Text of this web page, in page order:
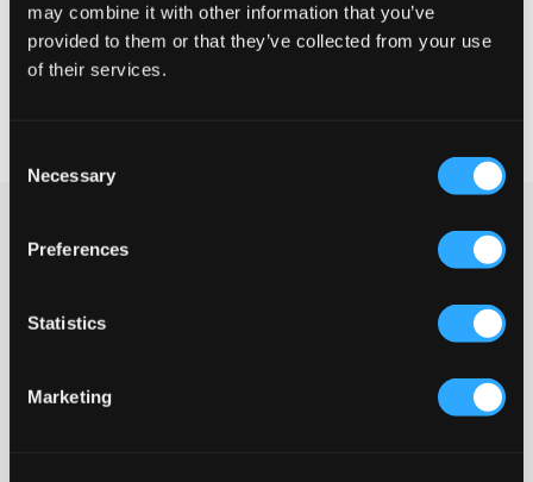
may combine it with other information that you’ve
provided to them or that they’ve collected from your use
of their services.
Selection
Necessary
Preferences
Statistics
Marketing
VELG EN STØRRELSE
strikkede cardiganen er både stilren og koselig, perfekt for
kjøligere dager. Med sin myke strikking og høyere krage gir den
skjørt. Genseren er like fin lukket som åpen.
Høyere krage